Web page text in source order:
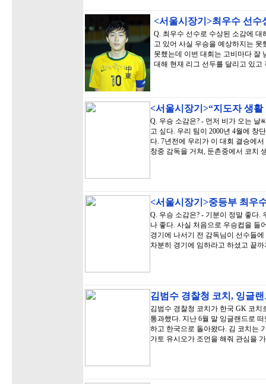
<서울시장기>최우수 선
Q. 최우수 선수로 수상된 소감에
고 있어 사실 우승을 예상하지는
못했는데 이번 대회는 고비마다 잘
대해 현재 리그 선두를 달리고 있
<서울시장기>“지도자 생
Q. 우승 소감은? - 먼저 비가 오는 날
고 싶다. 우리 팀이 2000년 4월에 창
다. 7년전에 우리가 이 대회 결승에
창중 감독을 거쳐, 둔촌중에서 코치
<서울시장기>중등부 최우
Q. 우승 소감은? - 기분이 정말 좋다.
나 좋다. 사실 처음으로 우승컵을 들
경기에 나서기 전 감독님이 선수들
차분히 경기에 임하라고 하셨고 끝
김범수 경찰청 코치, 잉글
김범수 경찰청 코치가 한국 GK 코
통과했다. 지난 6월 말 잉글랜드로
하고 한국으로 돌아왔다. 김 코치는
가토 유시오가 조언을 해줘 관심을